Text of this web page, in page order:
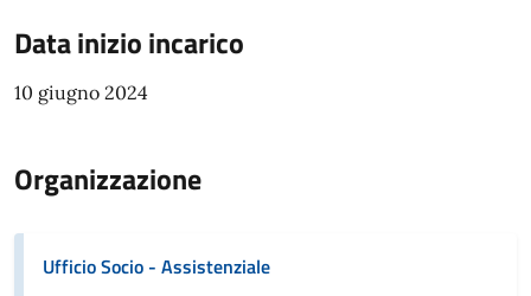
Data inizio incarico
10 giugno 2024
Organizzazione
Ufficio Socio - Assistenziale